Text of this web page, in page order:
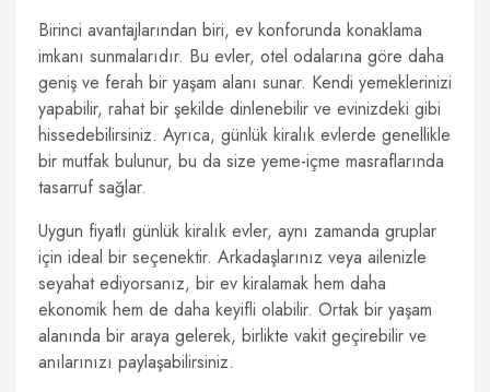
Birinci avantajlarından biri, ev konforunda konaklama
imkanı sunmalarıdır. Bu evler, otel odalarına göre daha
geniş ve ferah bir yaşam alanı sunar. Kendi yemeklerinizi
yapabilir, rahat bir şekilde dinlenebilir ve evinizdeki gibi
hissedebilirsiniz. Ayrıca, günlük kiralık evlerde genellikle
bir mutfak bulunur, bu da size yeme-içme masraflarında
tasarruf sağlar.
Uygun fiyatlı günlük kiralık evler, aynı zamanda gruplar
için ideal bir seçenektir. Arkadaşlarınız veya ailenizle
seyahat ediyorsanız, bir ev kiralamak hem daha
ekonomik hem de daha keyifli olabilir. Ortak bir yaşam
alanında bir araya gelerek, birlikte vakit geçirebilir ve
anılarınızı paylaşabilirsiniz.